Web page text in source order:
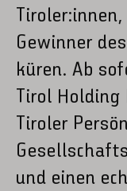
Gewinner
küren. Ab
Tirol
Tiroler
und einen